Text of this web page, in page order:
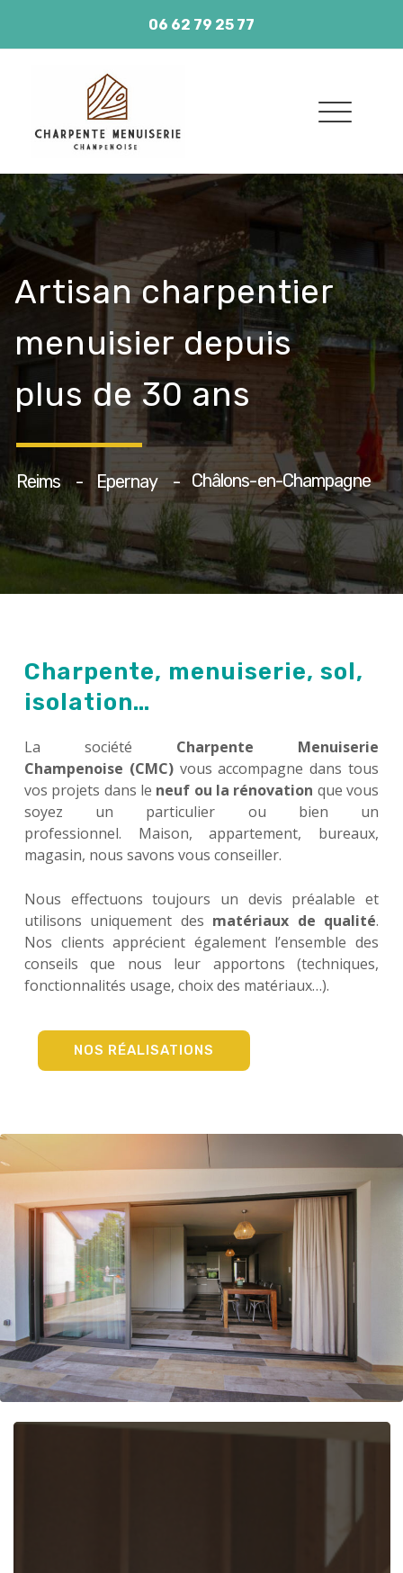
content
06 62 79 25 77
- 1 bis rue Guillaumet, 51400 LIVRY LOUVERCY
Châlons-en-Champagne
Epernay
- -
Artisan charpentier
menuisier depuis
plus de 30 ans
Reims
Charpente, menuiserie, sol,
isolation…
La société Charpente Menuiserie
Champenoise (CMC)vous accompagne dans tous
vos projets dans le neuf ou la rénovation que vous
soyez un particulier ou bien un
professionnel. Maison, appartement, bureaux,
magasin, nous savons vous conseiller.
Nous effectuons toujours un devis préalable et
utilisons uniquement des matériaux de qualité.
Nos clients apprécient également l’ensemble des
conseils que nous leur apportons (techniques,
fonctionnalités usage, choix des matériaux…).
NOS RÉALISATIONS